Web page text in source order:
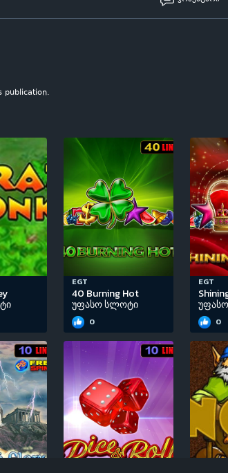
publication.
EGT
40 Burning Hot
უფასო სლოტი
0
EGT
0